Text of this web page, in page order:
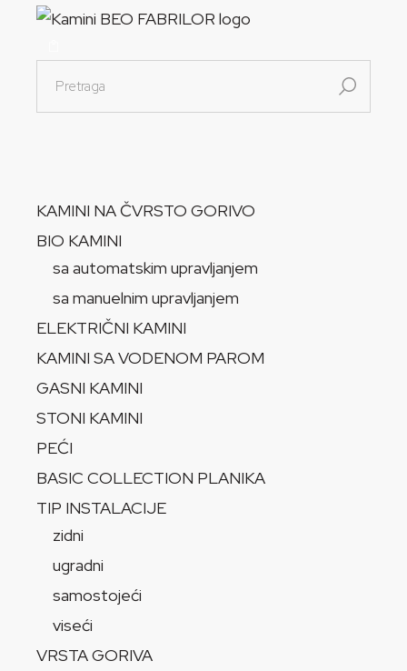
KAMINI NA ČVRSTO GORIVO
BIO KAMINI
sa automatskim upravljanjem
sa manuelnim upravljanjem
ELEKTRIČNI KAMINI
KAMINI SA VODENOM PAROM
GASNI KAMINI
STONI KAMINI
PEĆI
BASIC COLLECTION PLANIKA
TIP INSTALACIJE
zidni
ugradni
samostojeći
viseći
VRSTA GORIVA